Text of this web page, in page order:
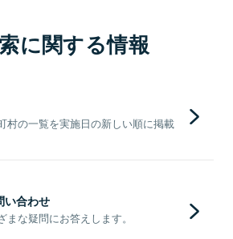
に関する情報
村の一覧を実施日の新しい順に掲載
い合わせ
な疑問にお答えします。